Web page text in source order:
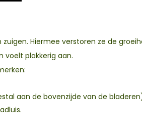
Hiermee verstoren ze de
voelt plakkerig aan.
aan de bovenzijde van de